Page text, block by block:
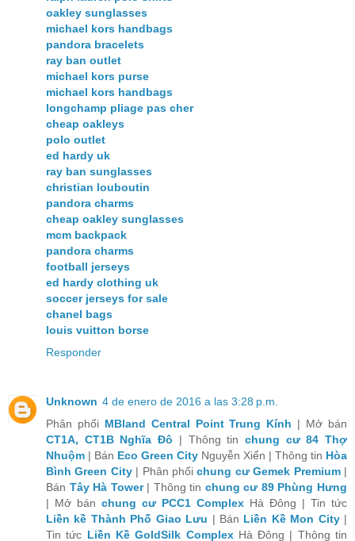
oakley sunglasses
michael kors handbags
pandora bracelets
ray ban outlet
michael kors purse
michael kors handbags
longchamp pliage pas cher
cheap oakleys
polo outlet
ed hardy uk
ray ban sunglasses
christian louboutin
pandora charms
cheap oakley sunglasses
mcm backpack
pandora charms
football jerseys
ed hardy clothing uk
soccer jerseys for sale
chanel bags
louis vuitton borse
Responder
Unknown 4 de enero de 2016 a las 3:28 p.m.
Phân phối MBland Central Point Trung Kính | Mở bán
CT1A, CT1B Nghĩa Đô | Thông tin chung cư 84 Thợ
Nhuộm | Bán Eco Green City Nguyễn Xiển | Thông tin Hòa
Bình Green City| Phân phốichung cư Gemek Premium|
Bán Tây Hà Tower| Thông tin chung cư 89 Phùng Hưng
| Mở bán chung cư PCC1 Complex Hà Đông | Tin tức
Liền kề Thành Phố Giao Lưu | Bán Liền Kề Mon City|
Tin tức Liền Kề GoldSilk ComplexHà Đông | Thông tin